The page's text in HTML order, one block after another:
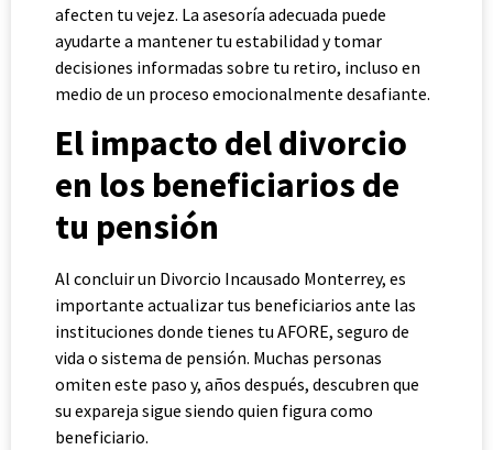
afecten tu vejez. La asesoría adecuada puede
ayudarte a mantener tu estabilidad y tomar
decisiones informadas sobre tu retiro, incluso en
medio de un proceso emocionalmente desafiante.
El impacto del divorcio
en los beneficiarios de
tu pensión
Al concluir un Divorcio Incausado Monterrey, es
importante actualizar tus beneficiarios ante las
instituciones donde tienes tu AFORE, seguro de
vida o sistema de pensión. Muchas personas
omiten este paso y, años después, descubren que
su expareja sigue siendo quien figura como
beneficiario.